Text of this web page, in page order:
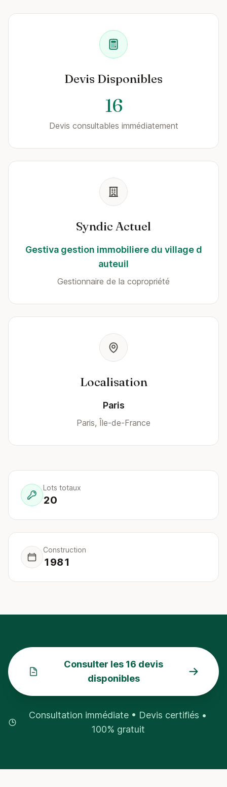
Devis Disponibles
16
Devis consultables immédiatement
Syndic Actuel
Gestiva gestion immobiliere du village d
auteuil
Gestionnaire de la copropriété
Localisation
Paris
Paris, Île-de-France
Lots totaux
20
Construction
1981
Consulter les 16 devis
disponibles
Consultation immédiate • Devis certifiés •
100% gratuit